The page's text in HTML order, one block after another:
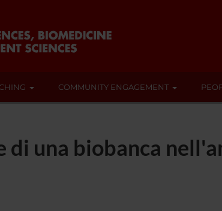
COMMUNITY ENGAGEMENT
di una biobanca